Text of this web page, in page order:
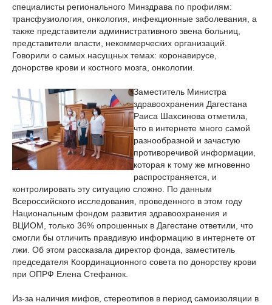
специалисты регионального Минздрава по профилям:
трансфузиология, онкология, инфекционные заболевания, а
также представители административного звена больниц,
представители власти, некоммерческих организаций.
Говорили о самых насущных темах: коронавирусе,
донорстве крови и костного мозга, онкологии.
Заместитель Министра
здравоохранения Дагестана
Раиса Шахсинова отметила,
что в интернете много самой
разнообразной и зачастую
противоречивой информации,
которая к тому же мгновенно
распространяется, и
контролировать эту ситуацию сложно. По данным
Всероссийского исследования, проведенного в этом году
Национальным фондом развития здравоохранения и
ВЦИОМ, только 36% опрошенных в Дагестане ответили, что
смогли бы отличить правдивую информацию в интернете от
лжи. Об этом рассказала директор фонда, заместитель
председателя Координационного совета по донорству крови
при ОПРФ Елена Стефанюк.
Из-за наличия мифов, стереотипов в период самоизоляции в